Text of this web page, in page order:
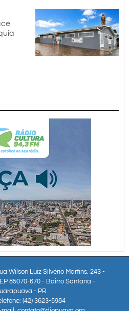
Wilson Luiz Silvério Martins, 243 -
85070-670 - Bairro Santana -
- PR
(42) 3623-5984